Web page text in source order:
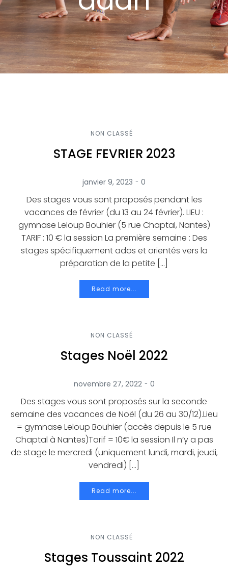
NON CLASSÉ
STAGE FEVRIER 2023
janvier 9, 2023 - 0
Des stages vous sont proposés pendant les
vacances de février (du 13 au 24 février). LIEU :
gymnase Leloup Bouhier (5 rue Chaptal, Nantes)
TARIF : 10 € la session La première semaine : Des
stages spécifiquement ados et orientés vers la
préparation de la petite […]
Read more...
NON CLASSÉ
Stages Noël 2022
novembre 27, 2022 - 0
Des stages vous sont proposés sur la seconde
semaine des vacances de Noël (du 26 au 30/12).Lieu
= gymnase Leloup Bouhier (accès depuis le 5 rue
Chaptal à Nantes)Tarif = 10€ la session Il n’y a pas
de stage le mercredi (uniquement lundi, mardi, jeudi,
vendredi) […]
Read more...
NON CLASSÉ
Stages Toussaint 2022